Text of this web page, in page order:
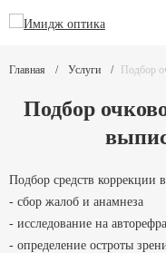
Главная Услуги Подбор
Подбор
Подбор средств коррекции
- сбор жалоб и анамнеза
- исследование на
- определение остроты